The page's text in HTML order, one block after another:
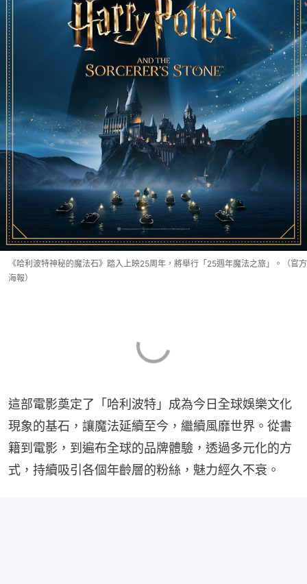
《哈利波特神秘的魔法石》踏入上映25周年，將舉行「25週年魔法之旅」。（官方
海報）
這部電影奠定了「哈利波特」成為今日全球娛樂文化
現象的基石，讓魔法延續至今，繼續風靡世界。從書
籍到電影，到遍布全球的品牌體驗，透過多元化的方
式，持續吸引各個年齡層的粉絲，魅力經久不衰。